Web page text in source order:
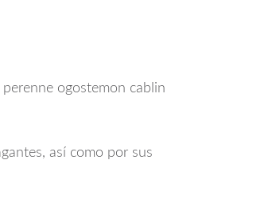
ogostemon cablin
así como por sus